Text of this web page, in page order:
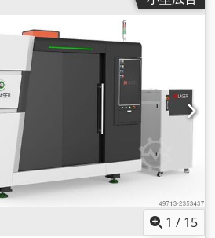
SMC 電力安定装置 - 120kVA ウォータ
載量5760kg レーザー出力 - 12000 W
mm/m X/Y繰り返し位置決め精度 -
度 - 120 m/分 最大加速度 - 1.5 G
CNC制御 - FSCUT 6000 電源 - 380V
1 / 15